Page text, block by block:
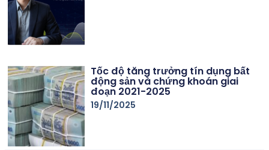
Tốc độ tăng trưởng tín dụng bất
động sản và chứng khoán giai
đoạn 2021-2025
19/11/2025